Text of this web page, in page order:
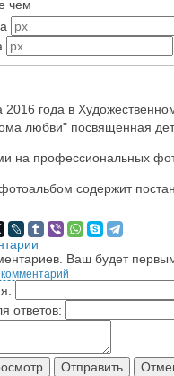
чем
2016 года в
любви" посвященная
на профессиональных
содержит
Ваш будет
ответов: